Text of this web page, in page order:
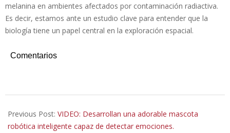
melanina en ambientes afectados por contaminación radiactiva.
Es decir, estamos ante un estudio clave para entender que la
biología tiene un papel central en la exploración espacial.
Comentarios
09-
25
Previous Post: VIDEO: Desarrollan una adorable mascota
robótica inteligente capaz de detectar emociones.